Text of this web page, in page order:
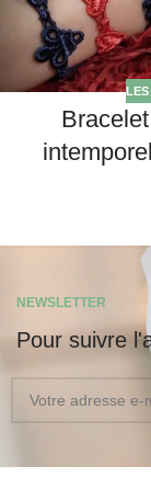
NEWSLETTER
Pour suivre